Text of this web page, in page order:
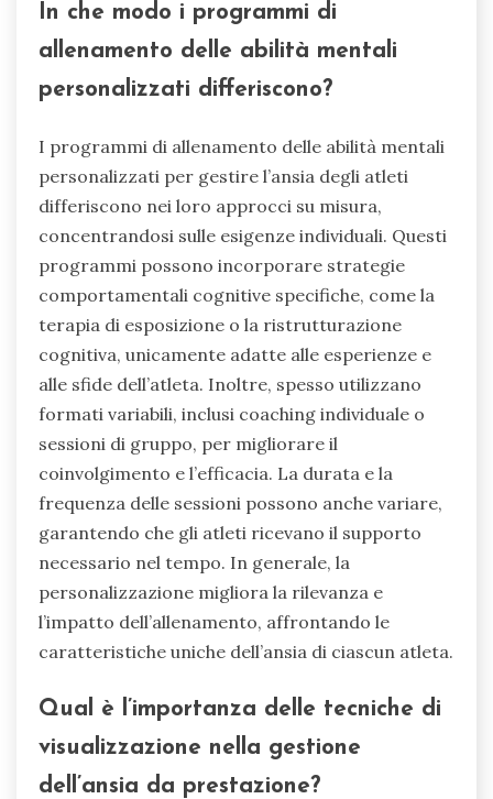
In che modo i programmi di
allenamento delle abilità mentali
personalizzati differiscono?
I programmi di allenamento delle abilità mentali
personalizzati per gestire l’ansia degli atleti
differiscono nei loro approcci su misura,
concentrandosi sulle esigenze individuali. Questi
programmi possono incorporare strategie
comportamentali cognitive specifiche, come la
terapia di esposizione o la ristrutturazione
cognitiva, unicamente adatte alle esperienze e
alle sfide dell’atleta. Inoltre, spesso utilizzano
formati variabili, inclusi coaching individuale o
sessioni di gruppo, per migliorare il
coinvolgimento e l’efficacia. La durata e la
frequenza delle sessioni possono anche variare,
garantendo che gli atleti ricevano il supporto
necessario nel tempo. In generale, la
personalizzazione migliora la rilevanza e
l’impatto dell’allenamento, affrontando le
caratteristiche uniche dell’ansia di ciascun atleta.
Qual è l’importanza delle tecniche di
visualizzazione nella gestione
dell’ansia da prestazione?